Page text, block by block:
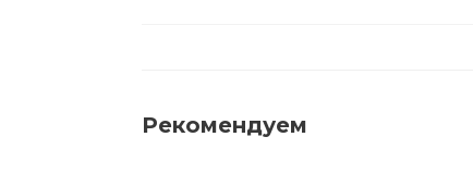
Рекомендуем